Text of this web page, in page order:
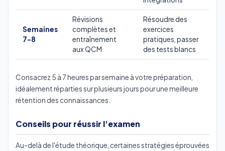
Semaines
7-8
Révisions
complètes et
entraînement
aux QCM
Résoudre des
exercices
pratiques, passer
des tests blancs
Consacrez 5 à 7 heures par semaine à votre préparation,
idéalement réparties sur plusieurs jours pour une meilleure
rétention des connaissances.
Conseils pour réussir l'examen
Au-delà de l'étude théorique, certaines stratégies éprouvées